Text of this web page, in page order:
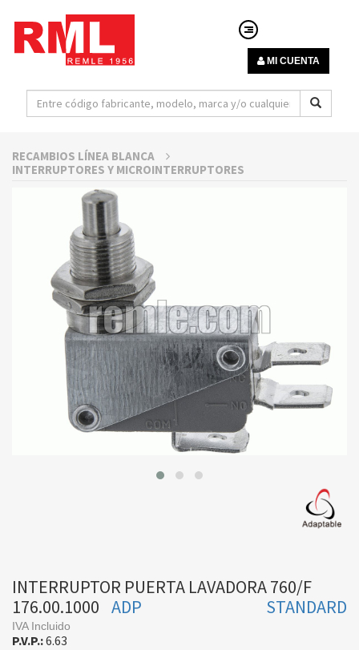
MI CUENTA
RECAMBIOS LÍNEA BLANCA
INTERRUPTORES Y MICROINTERRUPTORES
INTERRUPTOR PUERTA LAVADORA 760/F
176.00.1000
STANDARD
ADP
IVA Incluido
P.V.P.:6.63